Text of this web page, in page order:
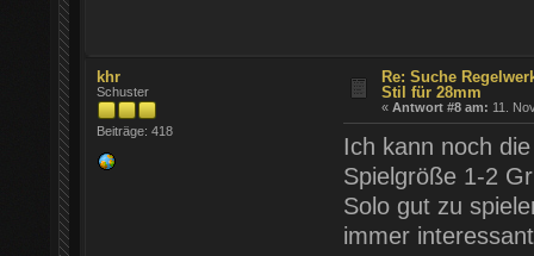
khr
Schuster
Beiträge: 418
Re: Suche
Stil für 28mm
«Antwort #8 am: 11.
Ich kann noch
Spielgröße 1-2
Solo gut zu
immer